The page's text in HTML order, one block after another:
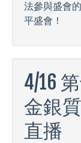
法參與盛會
平盛會！
4/16
金銀
直播